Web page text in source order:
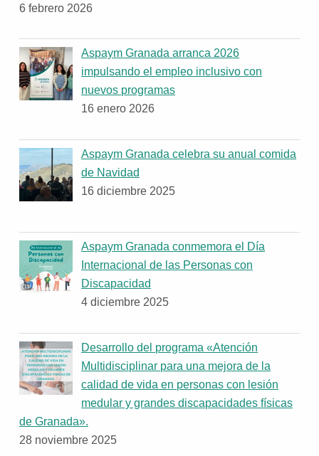
6 febrero 2026
Aspaym Granada arranca 2026
impulsando el empleo inclusivo con
nuevos programas
16 enero 2026
Aspaym Granada celebra su anual comida
de Navidad
16 diciembre 2025
Aspaym Granada conmemora el Día
Internacional de las Personas con
Discapacidad
4 diciembre 2025
Desarrollo del programa «Atención
Multidisciplinar para una mejora de la
calidad de vida en personas con lesión
medular y grandes discapacidades físicas
de Granada».
28 noviembre 2025